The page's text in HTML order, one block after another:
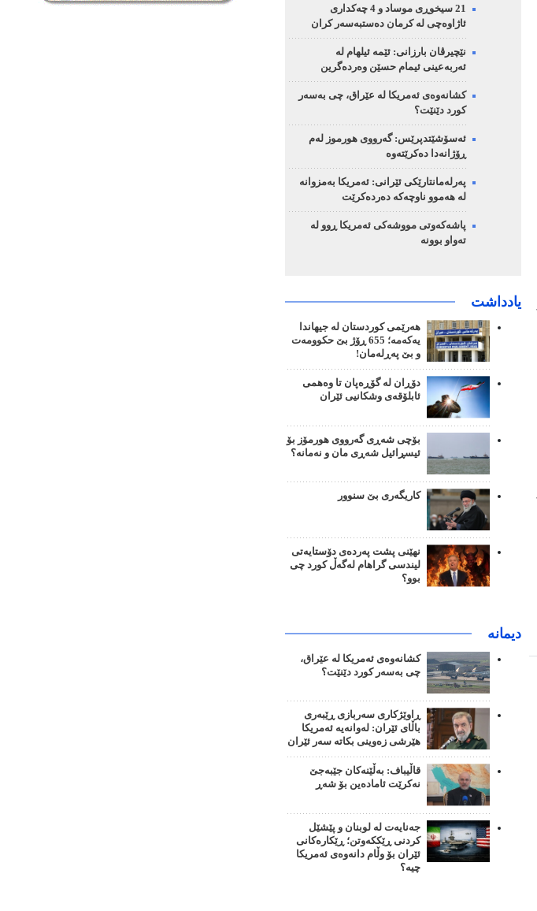
21 سیخوڕی موساد و 4 چەکداری
ئاژاوەچی لە کرمان دەستبەسەر کران
نێچیرڤان بارزانی: ئێمە ئیلهام لە
ئەربەعینی ئیمام حسێن وەردەگرین
کشانەوەی ئەمریکا لە عێراق، چی بەسەر
کورد دێنێت؟
ئەسۆشێتدپرێس: گەرووی هورموز لەم
ڕۆژانەدا دەکرێتەوە
پەرلەمانتارێکی ئێرانی: ئەمریکا بەمزوانە
لە هەموو ناوچەکە دەردەکرێت
پاشەکەوتی مووشەکی ئەمریکا ڕوو لە
تەواو بوونە
یادداشت
هەرێمی کوردستان لە جیهاندا
یەکەمە؛ 655 ڕۆژ بێ حکوومەت
و بێ پەڕلەمان!
دۆڕان لە گۆڕەپان تا وەهمی
ئابلۆقەی وشکانیی ئێران
بۆچی شەڕی گەرووی هورمۆز بۆ
ئیسڕائیل شەڕی مان و نەمانە؟
کاریگەری بێ سنوور
نهێنی پشت پەردەی دۆستایەتی
لیندسی گراهام لەگەڵ کورد چی
بوو؟
دیمانە
کشانەوەی ئەمریکا لە عێراق،
چی بەسەر کورد دێنێت؟
ڕاوێژکاری سەربازی ڕێبەری
باڵای ئێران: لەوانەیە ئەمریکا
هێرشی زەوینی بکاتە سەر ئێران
قاڵیباف: بەڵێنەکان جێبەجێ
نەکرێت ئامادەین بۆ شەڕ
جەنایەت لە لوبنان و پێشێل
کردنی ڕێککەوتن؛ ڕێکارەکانی
ئێران بۆ وڵام دانەوەی ئەمریکا
چیە؟